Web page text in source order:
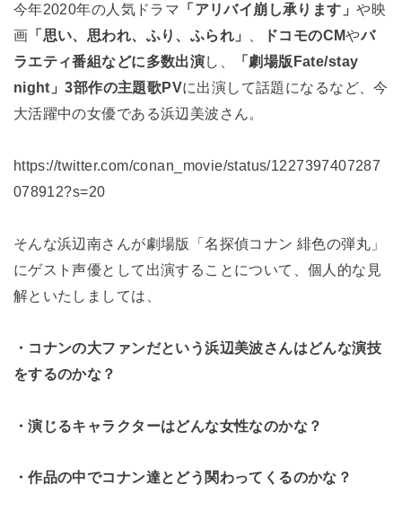
今年2020年の人気ドラマ 「アリバイ崩し承ります」や映
画 「思い、思われ、ふり、ふられ」 ドコモのCMやバ
ラエティ番組などに多数出演し、
「劇場版Fate/stay
night」3部作の主題歌PVに出演して話題になるなど、今
大活躍中の女優である浜辺美波さん。
https://twitter.com/conan_movie/status/1227397407287
078912?s=20
そんな浜辺南さんが劇場版「名探偵コナン 緋色の弾丸」
にゲスト声優として出演することについて、個人的な見
解といたしましては、
・コナンの大ファンだという浜辺美波さんはどんな演技
をするのかな？
・演じるキャラクターはどんな女性なのかな？
・作品の中でコナン達とどう関わってくるのかな？